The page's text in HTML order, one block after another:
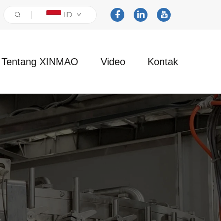
ID
Tentang XINMAO Video Kontak